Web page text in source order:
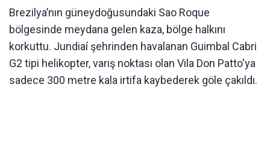
Brezilya’nın güneydoğusundaki Sao Roque
bölgesinde meydana gelen kaza, bölge halkını
korkuttu. Jundiaí şehrinden havalanan Guimbal Cabri
G2 tipi helikopter, varış noktası olan Vila Don Patto'ya
sadece 300 metre kala irtifa kaybederek göle çakıldı.